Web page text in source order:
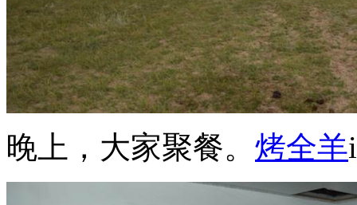
晚上，大家聚餐。 烤全羊